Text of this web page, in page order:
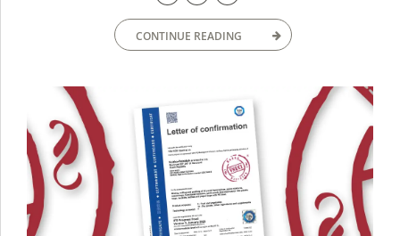
CONTINUE READING